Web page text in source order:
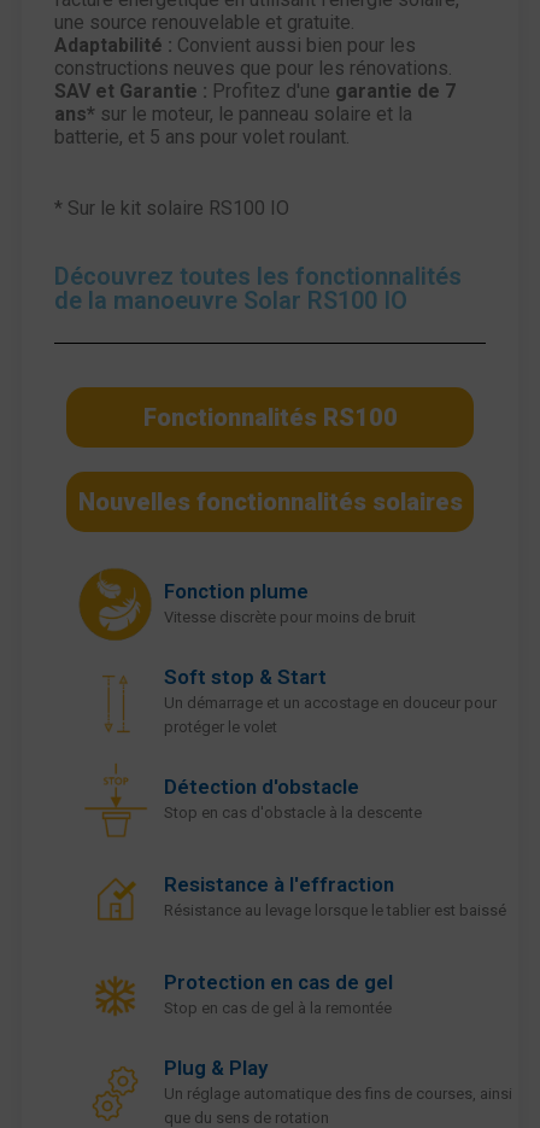
une source renouvelable et gratuite.
Adaptabilité : Convient aussi bien pour les
constructions neuves que pour les rénovations.
SAV et Garantie : Profitez d'une garantie de 7
ans* sur le moteur, le panneau solaire et la
batterie, et 5 ans pour volet roulant.
* Sur le kit solaire RS100 IO
Découvrez toutes les fonctionnalités
de la manoeuvre Solar RS100 IO
Fonctionnalités RS100
Nouvelles fonctionnalités solaires
Fonction plume
Vitesse discrète pour moins de bruit
Soft stop & Start
Un démarrage et un accostage en douceur pour
protéger le volet
Détection d'obstacle
Stop en cas d'obstacle à la descente
Resistance à l'effraction
Résistance au levage lorsque le tablier est baissé
Protection en cas de gel
Stop en cas de gel à la remontée
Plug & Play
Un réglage automatique des fins de courses, ainsi
que du sens de rotation